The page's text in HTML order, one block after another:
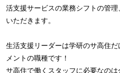
活支援サービスの業務シフトの管
いただきます。
生活支援リーダーは学研のサ高住
メントの職種です！
サ高住で働くスタッフに必要なのは